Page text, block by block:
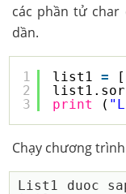
các phần tử
dần.
1
2
3
list1 = [
print
(
Chạy chương
List1 duoc